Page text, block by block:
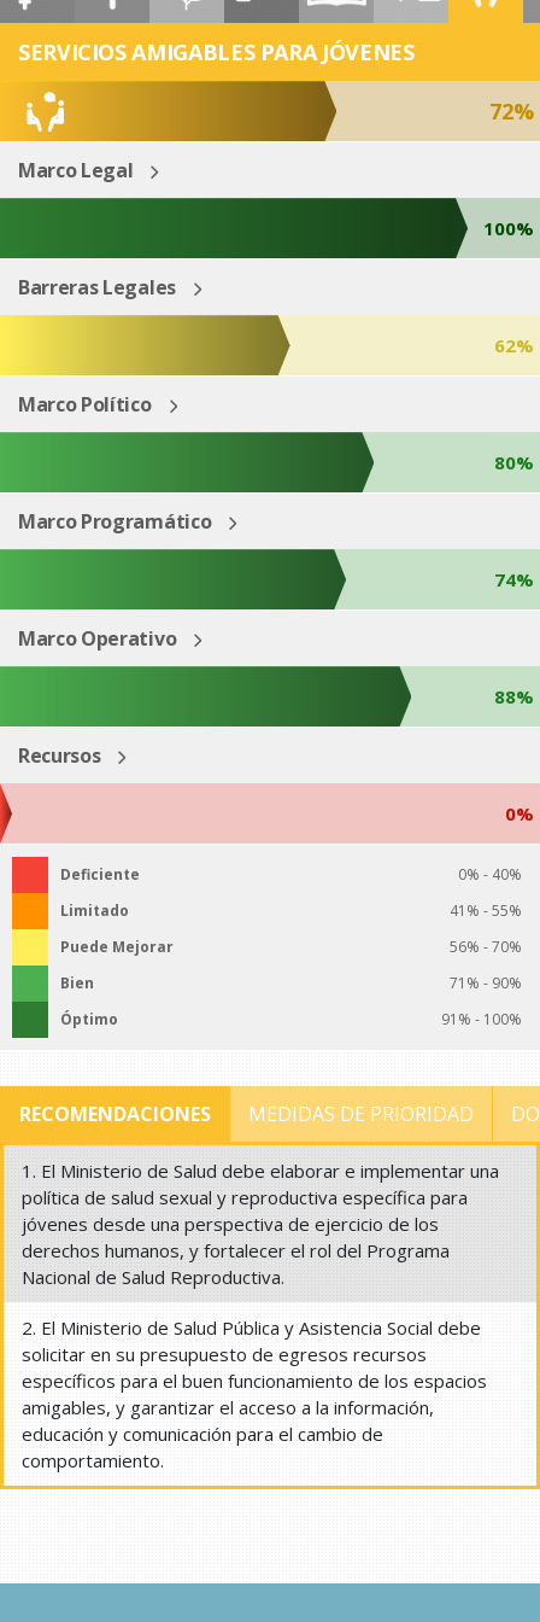
ESP ENG
SERVICIOS AMIGABLES PARA JÓVENES
72%
Marco Legal
100%
Barreras Legales
62%
Marco Político
80%
Marco Programático
74%
Marco Operativo
88%
Recursos
0%
Deficiente
0% - 40%
Limitado
41% - 55%
Puede Mejorar
56% - 70%
Bien
71% - 90%
Óptimo
91% - 100%
RECOMENDACIONES MEDIDAS DE PRIORIDAD
1. El Ministerio de Salud debe elaborar e implementar una
política de salud sexual y reproductiva específica para
jóvenes desde una perspectiva de ejercicio de los
derechos humanos, y fortalecer el rol del Programa
Nacional de Salud Reproductiva.
2. El Ministerio de Salud Pública y Asistencia Social debe
solicitar en su presupuesto de egresos recursos
específicos para el buen funcionamiento de los espacios
amigables, y garantizar el acceso a la información,
educación y comunicación para el cambio de
comportamiento.